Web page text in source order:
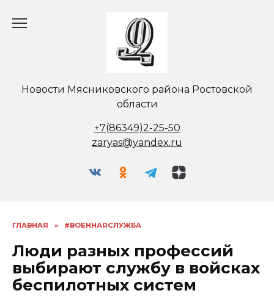
Новости Мясниковского района Ростовской
области
+7(86349)2-25-50
zaryas@yandex.ru
ГЛАВНАЯ » #ВОЕННАЯСЛУЖБА
Люди разных профессий
выбирают службу в войсках
беспилотных систем